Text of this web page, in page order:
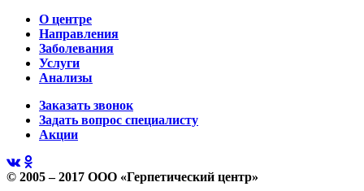
О центре
Направления
Заболевания
Услуги
Анализы
Заказать звонок
Задать вопрос специалисту
Акции
© 2005 – 2017 ООО «Герпетический центр»